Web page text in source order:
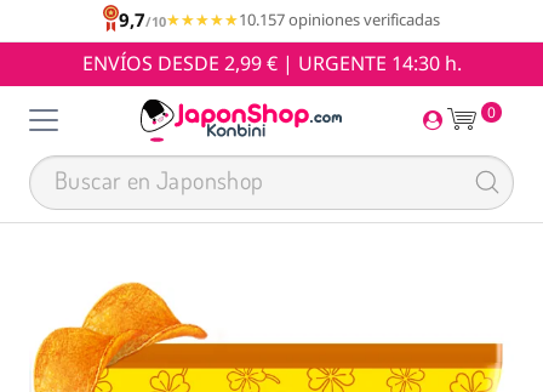
9,7/10★★★★★
★★★★★10.157 opiniones verificadas
ENVÍOS DESDE 2,99 € | URGENTE 14:30 h.
0